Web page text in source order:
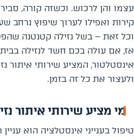
עצמו והן לרכוש. וכשזה קורה,
קירות ואפילו לערוך שיפוץ נרחב
וכל זאת – בשל נזילה קטנטנה
אז, אם עולה בכם חשד לנזילה
אינסטלטור, המציע שירותי איתור
ולעצור את כל זה בזמן.
מי מציע שירותי איתור
טיפול בענייני אינסטלציה הוא עניין